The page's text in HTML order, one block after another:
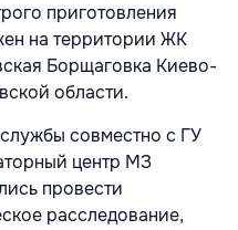
приготовления
на территории ЖК
Борщаговка Киево-
области.
совместно с ГУ
центр МЗ
провести
расследование,